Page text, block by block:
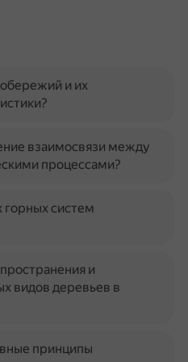
и их
взаимосвязи между
процессами?
горных систем
и
видов деревьев в
принципы